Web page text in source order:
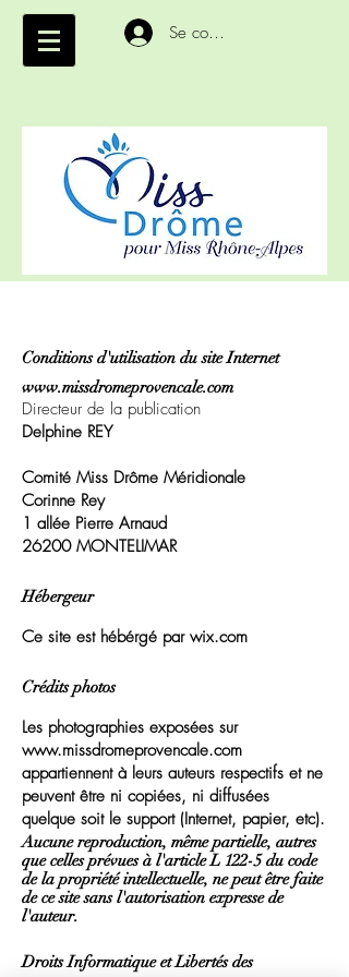
Se connecter
Conditions d'utilisation du site Internet
www.missdromeprovencale.com
Directeur de la publication
Delphine REY
Comité Miss Drôme Méridionale
Corinne Rey
1 allée Pierre Arnaud
26200 MONTELIMAR
Hébergeur
Ce site est hébérgé par wix.com
Crédits photos
Les photographies exposées sur
www.missdromeprovencale.com
appartiennent à leurs auteurs respectifs et ne
peuvent être ni copiées, ni diffusées
quelque soit le support (Internet, papier, etc).
Aucune reproduction, même partielle, autres
que celles prévues à l'article L 122-5 du code
de la propriété intellectuelle, ne peut être faite
de ce site sans l'autorisation expresse de
l'auteur.
Droits Informatique et Libertés des